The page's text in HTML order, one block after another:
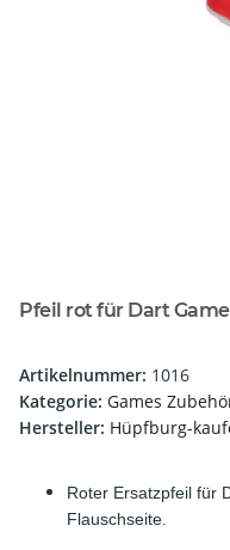
Pfeil rot für Dart
Artikelnummer: 1016
Kategorie: Games
Hersteller: Hüpfburg-
Roter Ersatzpfeil für
Flauschseite.